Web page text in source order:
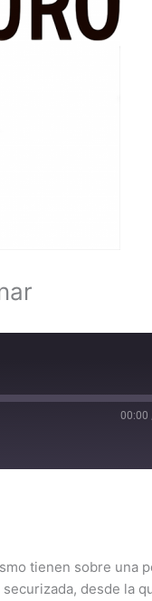
00:00
tienen sobre una
desde la